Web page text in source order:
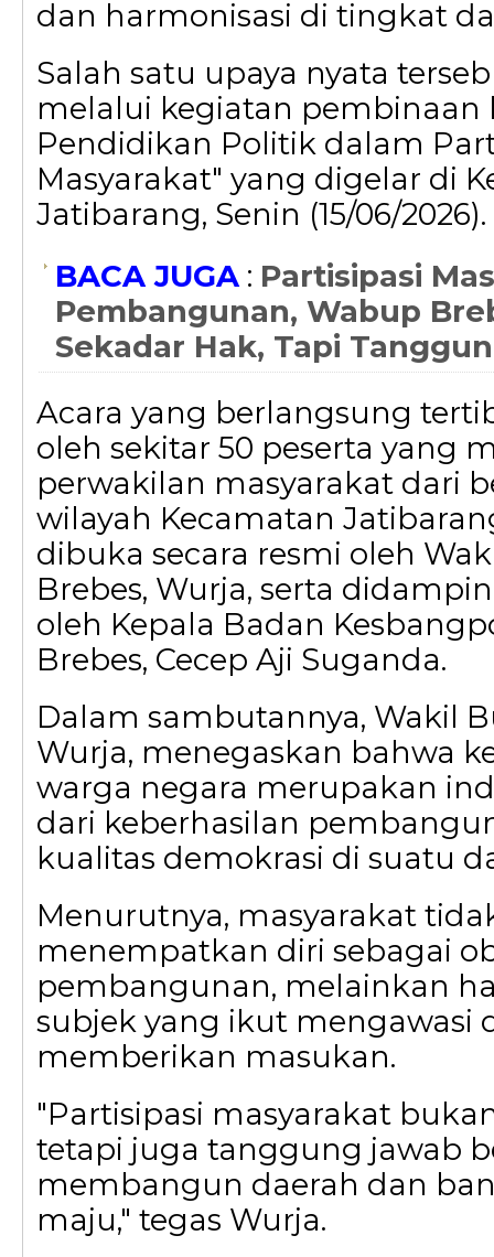
dan harmonisasi di tingkat
Salah satu upaya nyata
melalui kegiatan pembinaan
Pendidikan Politik dalam
Masyarakat" yang digelar di
Jatibarang, Senin (15/06/2026).
BACA JUGA: Partisipasi
Pembangunan, Wabup
Sekadar Hak, Tapi
Acara yang berlangsung
oleh sekitar 50 peserta yang
perwakilan masyarakat dari
wilayah Kecamatan
dibuka secara resmi oleh
Brebes, Wurja, serta
oleh Kepala Badan
Brebes, Cecep Aji Suganda.
Dalam sambutannya, Wakil
Wurja, menegaskan bahwa
warga negara merupakan
dari keberhasilan
kualitas demokrasi di suatu
Menurutnya, masyarakat
menempatkan diri sebagai
pembangunan, melainkan
subjek yang ikut mengawasi
memberikan masukan.
"Partisipasi masyarakat
tetapi juga tanggung jawab
membangun daerah dan
maju," tegas Wurja.